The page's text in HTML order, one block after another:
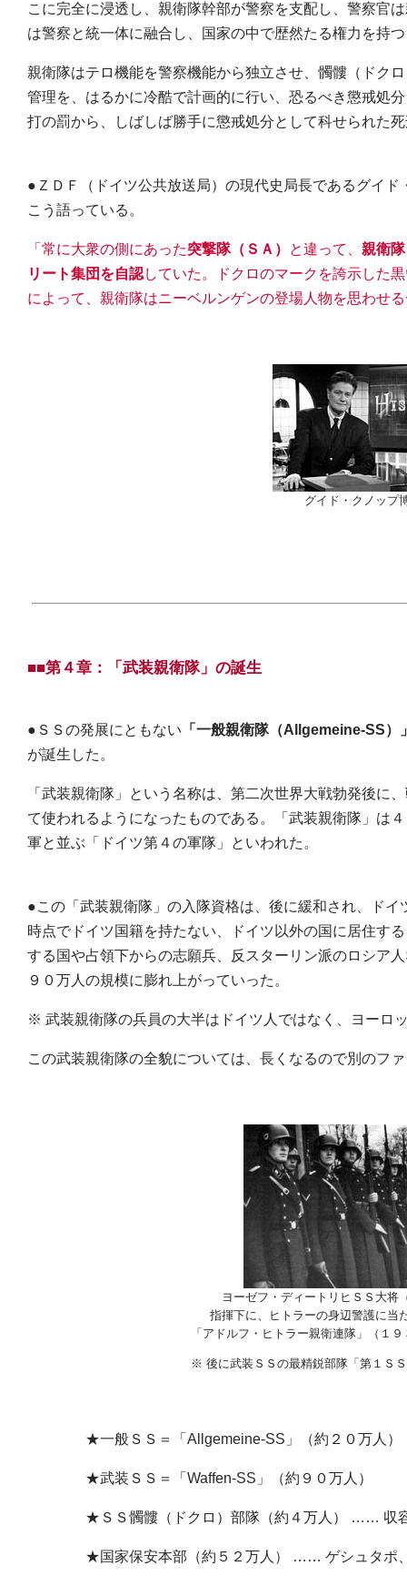
こに完全に浸透し、親衛隊幹部が警察を支配し、警察官
は警察と統一体に融合し、国家の中で歴然たる権力を持
親衛隊はテロ機能を警察機能から独立させ、髑髏（ドク
管理を、はるかに冷酷で計画的に行い、恐るべき懲戒処
打の罰から、しばしば勝手に懲戒処分として科せられた
●ＺＤＦ（ドイツ公共放送局）の現代史局長であるグイ
こう語っている。
「常に大衆の側にあった突撃隊（ＳＡ） と違って、 親衛
リート集団を自認していた。ドクロのマークを誇示した
によって、親衛隊はニーベルンゲンの登場人物を思わせ
グイド・クノップ
■■第４章：「武装親衛隊」の誕生
●ＳＳの発展にともない 「一般親衛隊（Allgemeine-SS）
が誕生した。
「武装親衛隊」という名称は、第二次世界大戦勃発後に
て使われるようになったものである。「武装親衛隊」は
軍と並ぶ「ドイツ第４の軍隊」といわれた。
●この「武装親衛隊」の入隊資格は、後に緩和され、ド
時点でドイツ国籍を持たない、ドイツ以外の国に居住す
する国や占領下からの志願兵、反スターリン派のロシア
９０万人の規模に膨れ上がっていった。
※ 武装親衛隊の兵員の大半はドイツ人ではなく、ヨーロ
この武装親衛隊の全貌については、長くなるので別のフ
ヨーゼフ・ディートリヒＳＳ大将
指揮下に、ヒトラーの身辺警護に当
「アドルフ・ヒトラー親衛連隊」（１
※ 後に武装ＳＳの最精鋭部隊「第１Ｓ
★一般ＳＳ＝「Allgemeine-SS」（約２０万人）
★武装ＳＳ＝「Waffen-SS」（約９０万人）
★ＳＳ髑髏（ドクロ）部隊（約４万人） …… 収容
★国家保安本部（約５２万人） …… ゲシュタポ、